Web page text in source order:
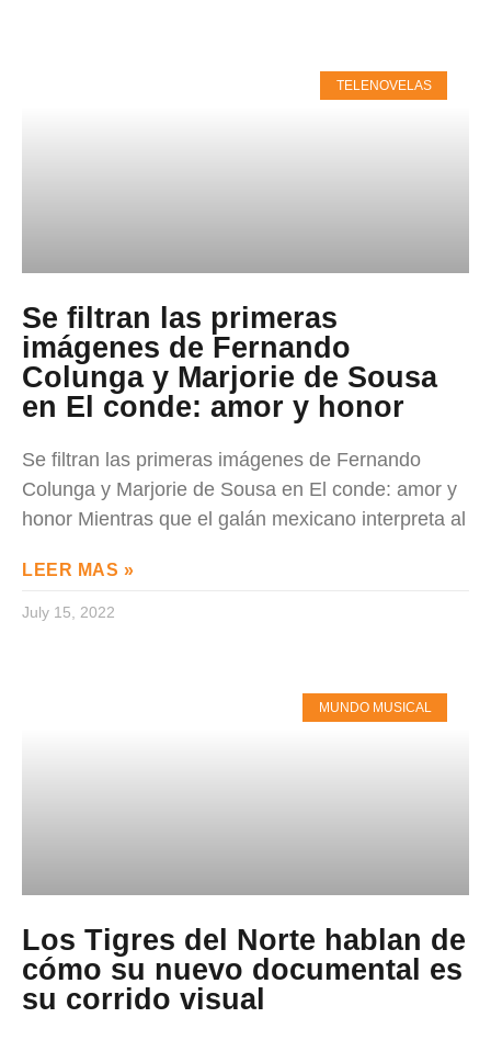
TELENOVELAS
Se filtran las primeras
imágenes de Fernando
Colunga y Marjorie de Sousa
en El conde: amor y honor
Se filtran las primeras imágenes de Fernando
Colunga y Marjorie de Sousa en El conde: amor y
honor Mientras que el galán mexicano interpreta al
LEER MAS »
July 15, 2022
MUNDO MUSICAL
Los Tigres del Norte hablan de
cómo su nuevo documental es
su corrido visual